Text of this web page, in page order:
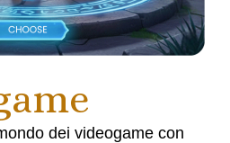
dei videogame con